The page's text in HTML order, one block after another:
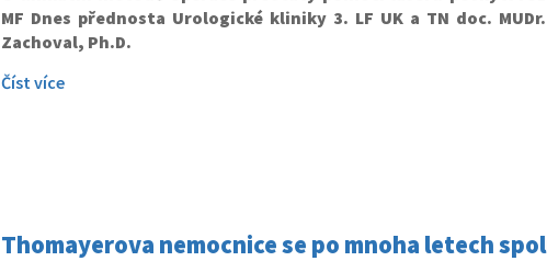
MF Dnes přednosta Urologické kliniky 3. LF UK a TN doc.
Zachoval, Ph.D.
Číst více
Thomayerova nemocnice se po mnoha letech